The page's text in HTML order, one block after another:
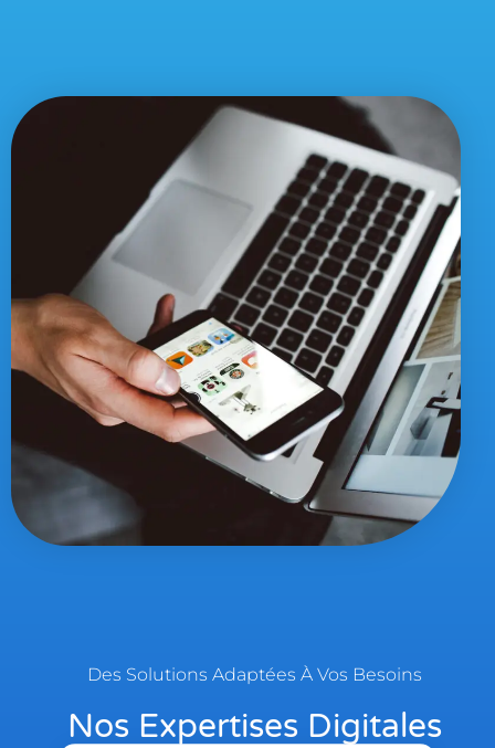
Des Solutions Adaptées À Vos Besoins
Nos Expertises Digitales